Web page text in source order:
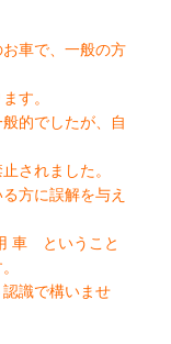
車で、一般の方
す。
的でしたが、自
されました。
方に誤解を与え
車 ということ
識で構いませ